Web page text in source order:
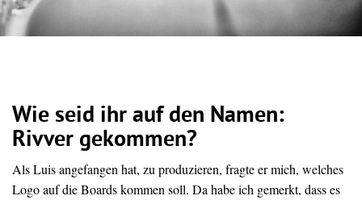
Wie seid ihr auf den Namen:
Rivver gekommen?
Als Luis angefangen hat, zu produzieren, fragte er mich, welches
Logo auf die Boards kommen soll. Da habe ich gemerkt, dass es